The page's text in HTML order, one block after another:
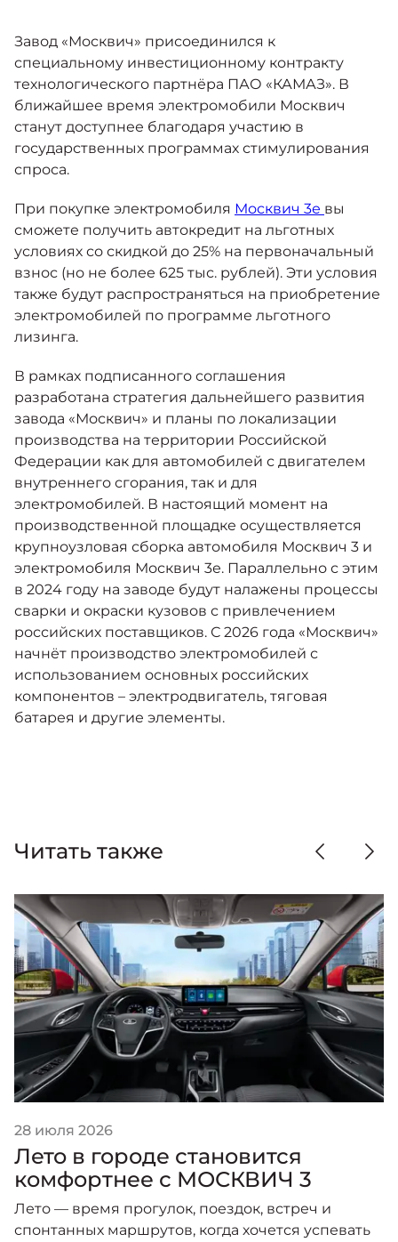
от 2 237 000 ₽*
Москвич 3 с ручным
управлением (РУ)
от 2 069 000 ₽*
Москвич 8
Практичный семиместный
кроссовер
от 3 125 000 ₽*
Кредитные программы
Спецпредложения
Страховые программы
Моторное масло
СЕРВИСНЫЕ АКЦИИ
АКСЕССУАРЫ
КОНТАКТЫ
Завод «Москвич» присоединился к
специальному инвестиционному контракту
технологического партнёра ПАО «КАМАЗ». В
ближайшее время электромобили Москвич
станут доступнее благодаря участию в
государственных программах стимулирования
спроса.
При покупке электромобиля Москвич 3е вы
сможете получить автокредит на льготных
условиях со скидкой до 25% на первоначальный
взнос (но не более 625 тыс. рублей). Эти условия
также будут распространяться на приобретение
электромобилей по программе льготного
лизинга.
В рамках подписанного соглашения
разработана стратегия дальнейшего развития
завода «Москвич» и планы по локализации
производства на территории Российской
Федерации как для автомобилей с двигателем
внутреннего сгорания, так и для
электромобилей. В настоящий момент на
производственной площадке осуществляется
крупноузловая сборка автомобиля Москвич 3 и
электромобиля Москвич 3е. Параллельно с этим
в 2024 году на заводе будут налажены процессы
сварки и окраски кузовов с привлечением
российских поставщиков. С 2026 года «Москвич»
начнёт производство электромобилей с
использованием основных российских
компонентов – электродвигатель, тяговая
батарея и другие элементы.
Читать также
28 июля 2026
Лето в городе становится
комфортнее с МОСКВИЧ 3
Лето — время прогулок, поездок, встреч и
спонтанных маршрутов, когда хочется успевать